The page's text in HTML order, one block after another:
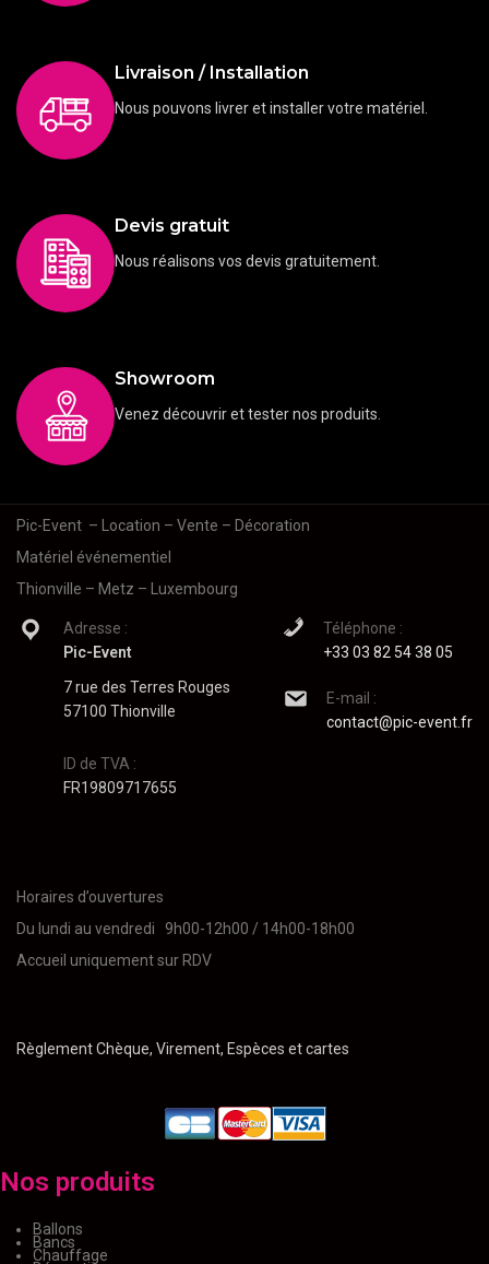
Livraison / Installation
Nous pouvons livrer et installer votre matériel.
Devis gratuit
Nous réalisons vos devis gratuitement.
Showroom
Venez découvrir et tester nos produits.
Pic-Event – Location – Vente – Décoration
Matériel événementiel
Thionville – Metz – Luxembourg
Adresse :
Pic-Event
7 rue des Terres Rouges
57100 Thionville
ID de TVA :
FR19809717655
Téléphone :
+33 03 82 54 38 05
E-mail :
contact@pic-event.fr
Horaires d’ouvertures
Du lundi au vendredi 9h00-12h00 / 14h00-18h00
Accueil uniquement sur RDV
Règlement Chèque, Virement, Espèces et cartes
Nos produits
Ballons
Bancs
Chauffage